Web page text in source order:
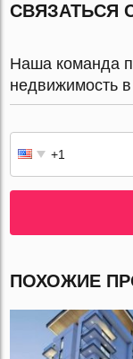
СВЯЗАТЬСЯ
Наша команда
недвижимость
ПОХОЖИЕ